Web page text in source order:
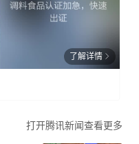
了解详情
打开腾讯新闻查看更多